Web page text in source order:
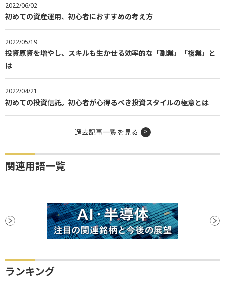
2022/06/02
初めての資産運用、初心者におすすめの考え方
2022/05/19
投資原資を増やし、スキルも生かせる効率的な「副業」「複業」と
は
2022/04/21
初めての投資信託。初心者が心得るべき投資スタイルの極意とは
過去記事一覧を見る
関連用語一覧
ランキング